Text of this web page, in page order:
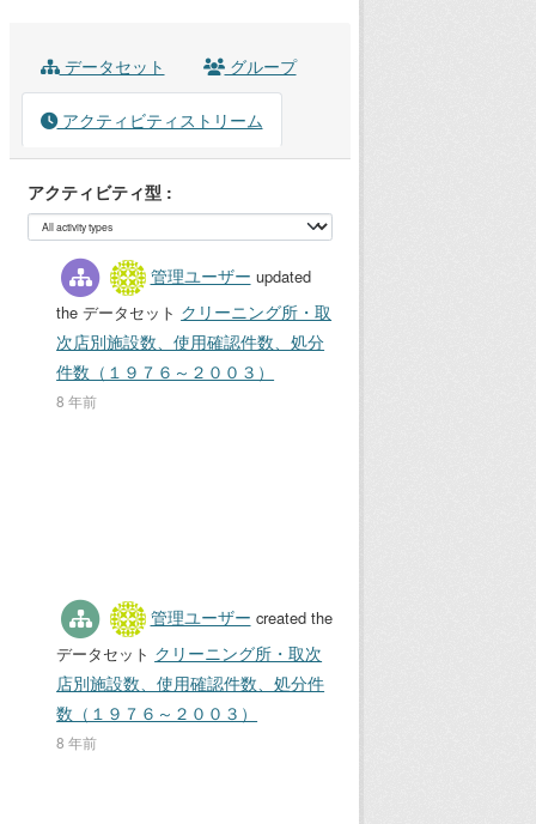
データセット グループ
アクティビティストリーム
アクティビティ型
管理ユーザー updated
the データセット クリーニング所・取
次店別施設数、使用確認件数、処分
件数（１９７６～２００３）
8 年前
管理ユーザー created the
データセット クリーニング所・取次
店別施設数、使用確認件数、処分件
数（１９７６～２００３）
8 年前